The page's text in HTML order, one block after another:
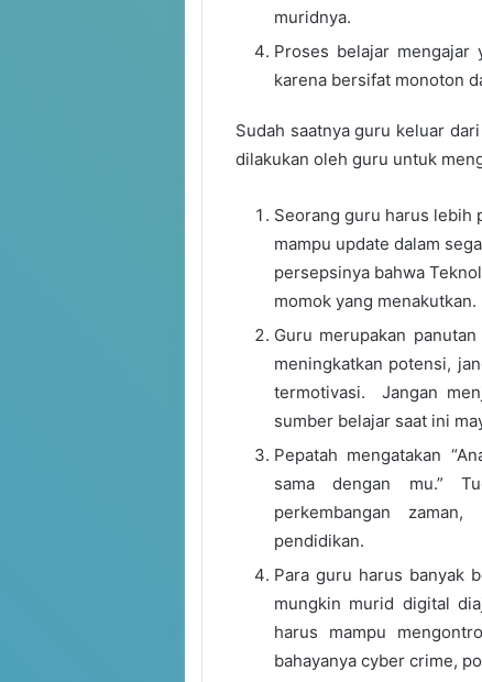
muridnya.
Proses belajar mengajar
karena bersifat monoton
Sudah saatnya guru keluar
dilakukan oleh guru untuk
Seorang guru harus lebih
mampu update dalam
persepsinya bahwa
momok yang menakutkan.
Guru merupakan
meningkatkan potensi,
termotivasi. Jangan
sumber belajar saat ini
Pepatah mengatakan
sama dengan mu.”
perkembangan
pendidikan.
Para guru harus banyak
mungkin murid digital
harus mampu
bahayanya cyber crime,